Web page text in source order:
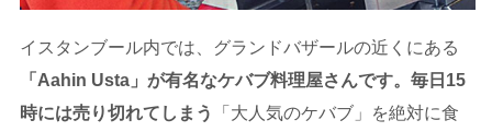
イスタンブール内では、グランドバザールの近くにある
「Aahin Usta」が有名なケバブ料理屋さんです。毎日15
時には売り切れてしまう
「大人気のケバブ」を絶対に食